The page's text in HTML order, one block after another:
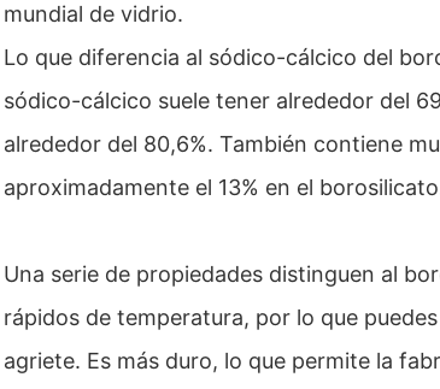
mundial de vidrio.
Lo que diferencia al sódico-cálcico del
sódico-cálcico suele tener alrededor del
alrededor del 80,6%. También contiene
aproximadamente el 13% en el
Una serie de propiedades distinguen al
rápidos de temperatura, por lo que
agriete. Es más duro, lo que permite la